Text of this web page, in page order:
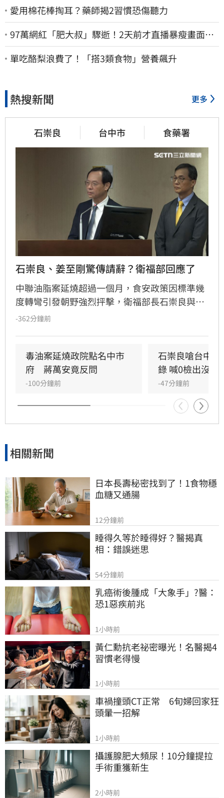
愛用棉花棒掏耳？藥師揭2習慣恐傷聽力
97萬網紅「肥大叔」驟逝！2天前才直播暴瘦畫面
曝 網淚崩：一路好走
單吃酪梨浪費了！「搭3類食物」營養飆升
熱搜新聞 更多
石崇良 台中市 食藥署
石崇良、姜至剛驚傳請辭？衛福部回應了
中聯油脂案延燒超過一個月，食安政策因標準幾
度轉彎引發朝野強烈抨擊，衛福部長石崇良與食
藥署長姜至剛遭點名負責。今日政壇突傳出兩人
否屬實，衛福部僅回應表示不予回應。
-362分鐘前
毒油案延燒政院點名中市
府　蔣萬安竟反問
-100分鐘前
石崇良嗆台中
錄 喊0檢出沒意
-47分鐘前
相關新聞
日本長壽秘密找到了！1食物穩
血糖又通腸
12分鐘前
睡得久等於睡得好？醫揭真
相：錯誤迷思
54分鐘前
乳癌術後腫成「大象手」?醫：
恐1惡疾前兆
1小時前
黃仁勳抗老祕密曝光！名醫揭4
習慣老得慢
1小時前
車禍撞頭CT正常　6旬婦回家狂
頭暈一招解
1小時前
攝護腺肥大頻尿！10分鐘提拉
手術重獲新生
2小時前